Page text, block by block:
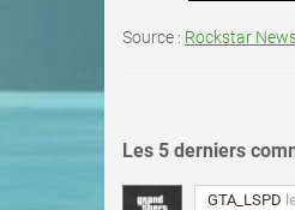
Source : Rockstar
Les 5 derniers
GTA_LSPD